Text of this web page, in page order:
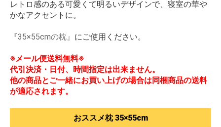
レトロ感のある可愛くて明るいデザインで、寝室の華や
かなアクセントに。
『35×55cmの枕』 にご使用ください。
※メール便送料無料※
代引決済・日付、時間指定は出来ません。
他の商品とご一緒にお買い上げの場合は同梱商品の送料
が適応されます。
おススメ枕 35×55cm